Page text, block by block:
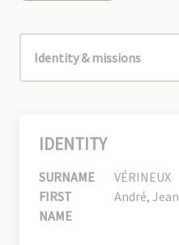
IDENTITY
SURNAME
VÉRINEUX
FIRST
NAME
André, Jean